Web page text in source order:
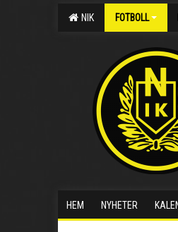
NIK FOTBOLL
HEM NYHETER